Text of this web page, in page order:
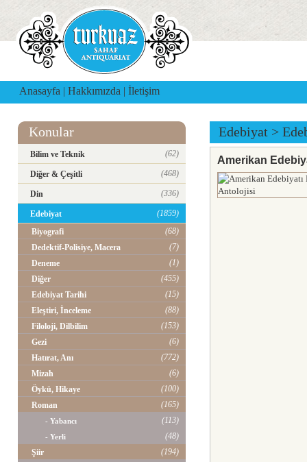
Anasayfa | Hakkımızda | İletişim
Konular
Bilim ve Teknik (62)
Diğer & Çeşitli (468)
Din (336)
Edebiyat
(1859)
Biyografi
(68)
Dedektif-Polisiye, Macera
(7)
Deneme
(1)
Diğer
(455)
Edebiyat Tarihi
(15)
Eleştiri, İnceleme
(88)
Filoloji, Dilbilim
(153)
Gezi
(6)
Hatırat, Anı
(772)
Mizah
(6)
Öykü, Hikaye
(100)
Roman
(165)
- Yabancı (113)
- Yerli
(48)
Şiir
(194)
Edebiyat >
Amerikan